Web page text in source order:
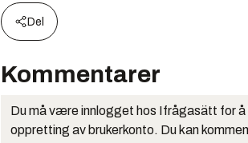
Del
Kommentarer
Du må være innlogget hos Ifrågasätt for
oppretting av brukerkonto. Du kan